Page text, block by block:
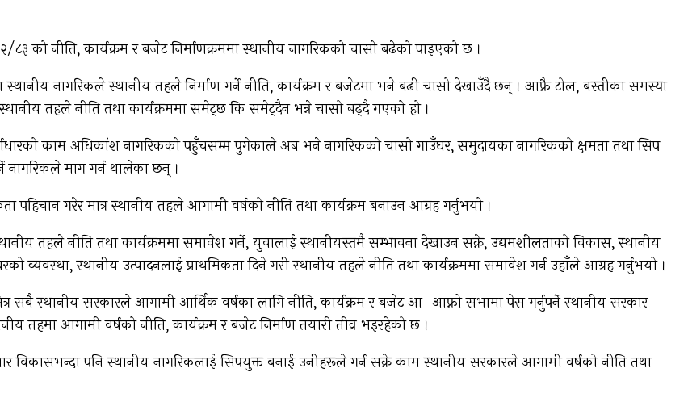
को नीति, कार्यक्रम र बजेट निर्माणक्रममा स्थानीय नागरिकको चासो बढेको पाइएको छ ।
नागरिकले स्थानीय तहले निर्माण गर्ने नीति, कार्यक्रम र बजेटमा भने बढी चासो देखाउँदै छन् । आफ्नै टोल, बस्तीका समस्या
तहले नीति तथा कार्यक्रममा समेट्छ कि समेट्दैन भन्ने चासो बढ्दै गएको हो ।
काम अधिकांश नागरिकको पहुँचसम्म पुगेकाले अब भने नागरिकको चासो गाउँघर, समुदायका नागरिकको क्षमता तथा सिप
नागरिकले माग गर्न थालेका छन् ।
पहिचान गरेर मात्र स्थानीय तहले आगामी वर्षको नीति तथा कार्यक्रम बनाउन आग्रह गर्नुभयो ।
तहले नीति तथा कार्यक्रममा समावेश गर्ने, युवालाई स्थानीयस्तमै सम्भावना देखाउन सक्ने, उद्यमशीलताको विकास, स्थानीय
स्थानीय उत्पादनलाई प्राथमिकता दिने गरी स्थानीय तहले नीति तथा कार्यक्रममा समावेश गर्न उहाँले आग्रह गर्नुभयो ।
स्थानीय सरकारले आगामी आर्थिक वर्षका लागि नीति, कार्यक्रम र बजेट आ–आफ्नो सभामा पेस गर्नुपर्ने स्थानीय सरकार
आगामी वर्षको नीति, कार्यक्रम र बजेट निर्माण तयारी तीव्र भइरहेको छ ।
विकासभन्दा पनि स्थानीय नागरिकलाई सिपयुक्त बनाई उनीहरूले गर्न सक्ने काम स्थानीय सरकारले आगामी वर्षको नीति तथा